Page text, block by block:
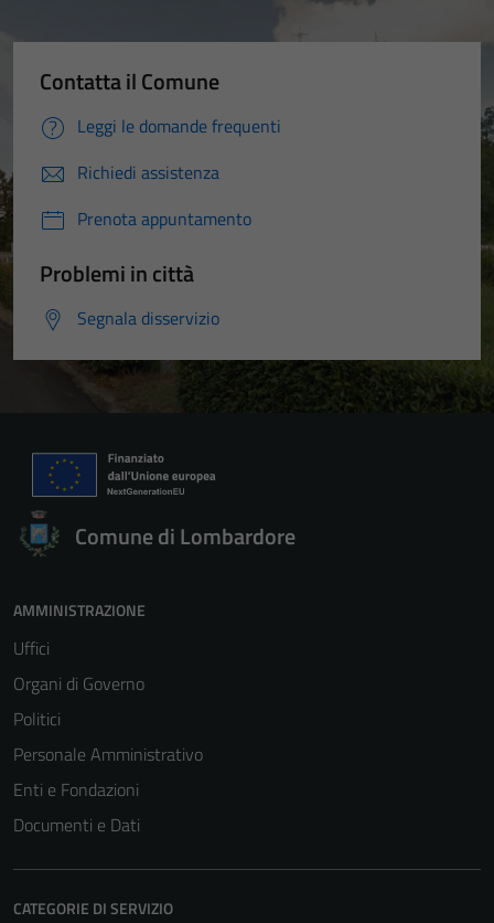
Contatta il Comune
Leggi le domande frequenti
Richiedi assistenza
Prenota appuntamento
Problemi in città
Segnala disservizio
Comune di Lombardore
AMMINISTRAZIONE
Uffici
Organi di Governo
Politici
Personale Amministrativo
Enti e Fondazioni
Documenti e Dati
CATEGORIE DI SERVIZIO